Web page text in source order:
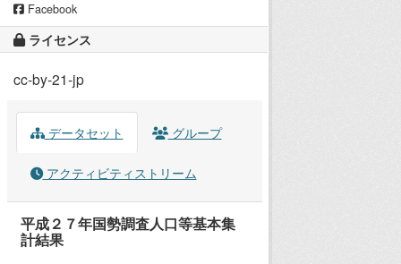
Facebook
ライセンス
cc-by-21-jp
データセット グループ
アクティビティストリーム
平成２７年国勢調査人口等基本集
計結果